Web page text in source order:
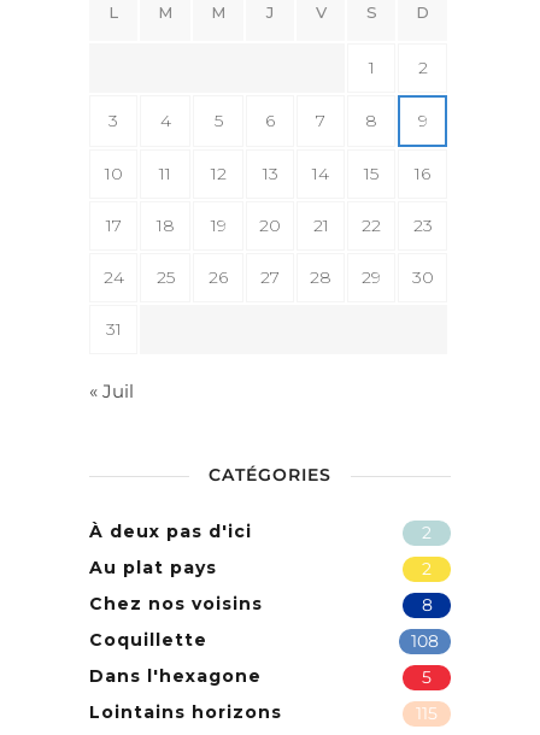
L M M J V S D
1 2
3 4 5 6 7 8 9
10 11 12 13 14 15 16
17 18 19 20 21 22 23
24 25 26 27 28 29 30
31
« Juil
CATÉGORIES
2
À deux pas d'ici
2
Au plat pays
8
Chez nos voisins
108
Coquillette
5
Dans l'hexagone
115
Lointains horizons